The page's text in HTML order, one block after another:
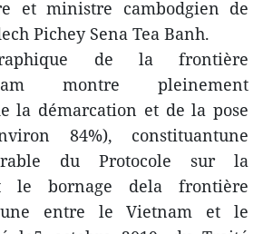
et ministre cambodgien de
Pichey Sena Tea Banh.
de la frontière
montre pleinement
la démarcation et de la pose
84%), constituantune
du Protocole sur la
le bornage dela frontière
entre le Vietnam et le